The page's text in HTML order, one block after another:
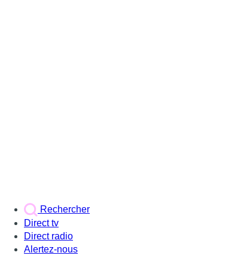
Rechercher
Direct tv
Direct radio
Alertez-nous